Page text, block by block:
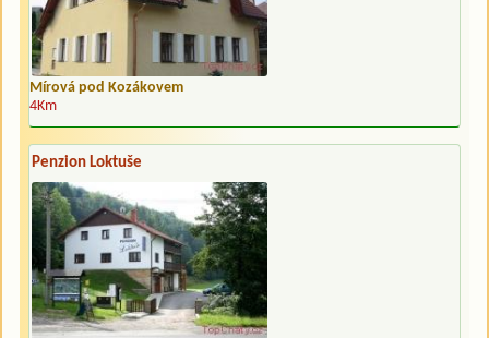
Mírová pod Kozákovem
4Km
Penzion Loktuše